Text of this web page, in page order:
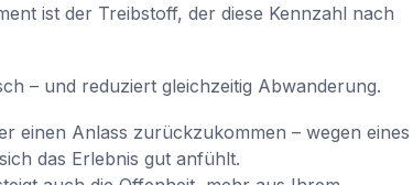
ist der Treibstoff, der diese Kennzahl nach
– und reduziert gleichzeitig Abwanderung.
einen Anlass zurückzukommen – wegen eines
das Erlebnis gut anfühlt.